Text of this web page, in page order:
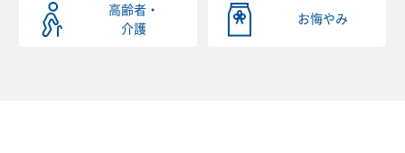
高齢者・
介護
お悔やみ